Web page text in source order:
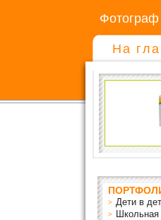
Фотограф
На
Дети в
Школьная